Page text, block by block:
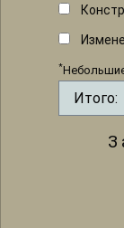
*
Итого: